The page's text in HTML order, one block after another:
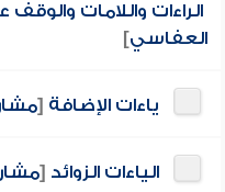
الراءات واللامات
العفاسي]
ياءات الإضافة [
الياءات الزوائد [